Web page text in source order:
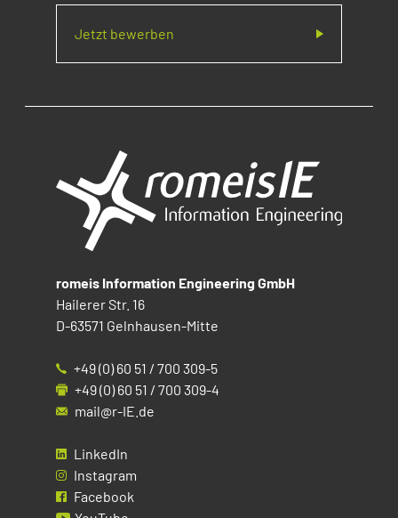
Jetzt bewerben
romeis Information Engineering GmbH
Hailerer Str. 16
D-63571 Gelnhausen-Mitte
+49 (0) 60 51 / 700 309-5
+49 (0) 60 51 / 700 309-4
mail@r-IE.de
LinkedIn
Instagram
Facebook